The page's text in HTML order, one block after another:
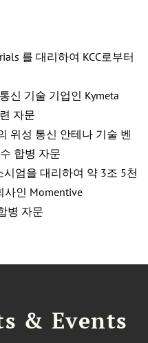
를 대리하여 KCC로부터
신 기술 기업인 Kymeta
자문
위성 통신 안테나 기술 벤
합병 자문
시엄을 대리하여 약 3조 5천
사인 Momentive
병 자문
& Events